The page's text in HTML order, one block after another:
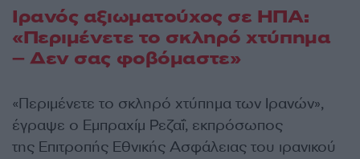
Ιρανός αξιωματούχος σε ΗΠΑ:
«Περιμένετε το σκληρό χτύπημα
– Δεν σας φοβόμαστε»
«Περιμένετε το σκληρό χτύπημα των Ιρανών»,
έγραψε ο Εμπραχίμ Ρεζαΐ, εκπρόσωπος
της Επιτροπής Εθνικής Ασφάλειας του ιρανικού